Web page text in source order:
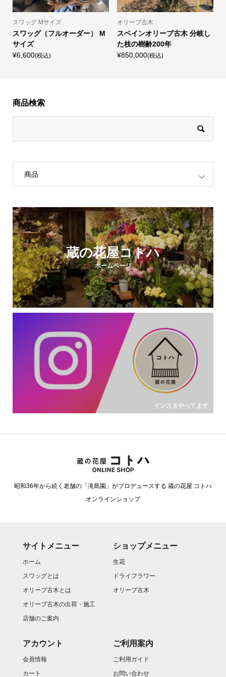
スワッグ Mサイズ
スワッグ（フルオーダー） M
サイズ
¥6,600(税込)
オリーブ古木
スペインオリーブ古木 分岐し
た枝の樹齢200年
¥850,000(税込)
商品検索
商品
蔵の花屋コトハ
ホームページ
インスタやってます
昭和36年から続く老舗の「滝島園」がプロデュースする 蔵の花屋 コトハ
オンラインショップ
サイトメニュー
ホーム
スワッグとは
オリーブ古木とは
オリーブ古木の出荷・施工
店舗のご案内
ショップメニュー
生花
ドライフラワー
オリーブ古木
アカウント
会員情報
カート
ご利用案内
ご利用ガイド
お問い合わせ